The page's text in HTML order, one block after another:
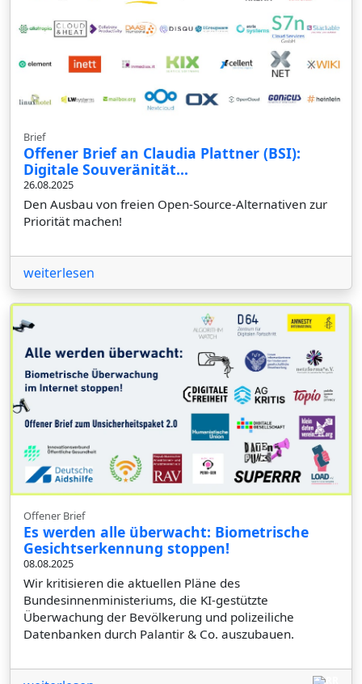
Brief
Offener Brief an Claudia Plattner (BSI):
Digitale Souveränität...
26.08.2025
Den Ausbau von freien Open-Source-Alternativen zur
Priorität machen!
weiterlesen
Offener Brief
Es werden alle überwacht: Biometrische
Gesichtserkennung stoppen!
08.08.2025
Wir kritisieren die aktuellen Pläne des
Bundesinnenministeriums, die KI-gestützte
Überwachung der Bevölkerung und polizeiliche
Datenbanken durch Palantir & Co. auszubauen.